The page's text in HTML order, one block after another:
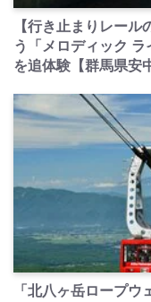
【行き止まりレー
う「メロディック
を追体験【群馬県安
「北八ヶ岳ロープウ